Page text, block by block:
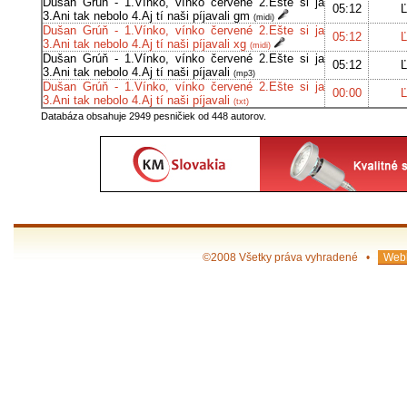
3.Ani tak nebolo 4.Aj tí naši píjavali gm (midi)
05:12
Dušan Grúň - 1.Vínko, vínko červené 2.Ešte si ja
3.Ani tak nebolo 4.Aj tí naši píjavali xg (midi)
05:12
Dušan Grúň - 1.Vínko, vínko červené 2.Ešte si ja
3.Ani tak nebolo 4.Aj tí naši píjavali (mp3)
05:12
Dušan Grúň - 1.Vínko, vínko červené 2.Ešte si ja
3.Ani tak nebolo 4.Aj tí naši píjavali (txt)
00:00
Databáza obsahuje 2949 pesničiek od 448 autorov.
©2008 Všetky práva vyhradené •